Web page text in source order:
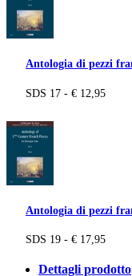
Antologia di pezzi
SDS 17 - € 12,95
Antologia di pezzi
SDS 19 - € 17,95
Dettagli prodotto